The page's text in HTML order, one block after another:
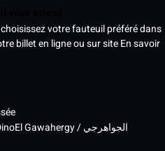
votre fauteuil préféré dans
billet en ligne ou sur siteEn savoir
El Gawahergy / الجواهرجي